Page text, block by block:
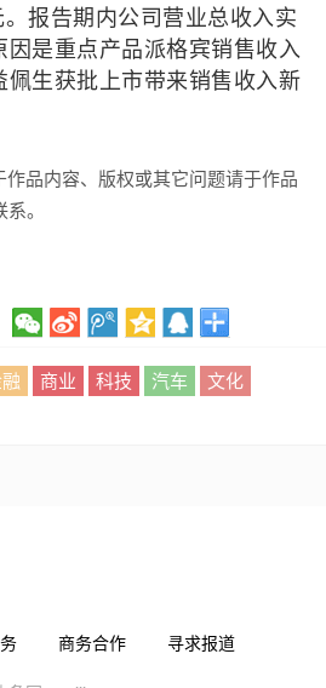
报告期内公司营业总收入实
因是重点产品派格宾销售收入
佩生获批上市带来销售收入新
品内容、版权或其它问题请于作品
。
商业 科技 汽车
文化
商务合作 寻求报道